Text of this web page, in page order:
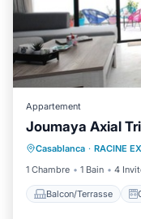
Appartement
Joumaya Axial
Casablanca · RACINE
1 Chambre
1 Bain 4
Balcon/Terrasse
Balcon/